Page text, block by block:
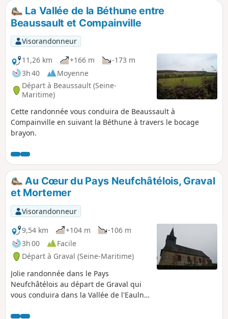
La Vallée de la Béthune entre
Beaussault et Compainville
Visorandonneur
11,26 km
+166 m
-173 m
3h 40
Moyenne
Départ à Beaussault (Seine-
Maritime)
Cette randonnée vous conduira de Beaussault à
Compainville en suivant la Béthune à travers le bocage
brayon.
Au Cœur du Pays Neufchâtélois, Graval
et Mortemer
Visorandonneur
9,54 km
+104 m
-106 m
3h 00
Facile
Départ à Graval (Seine-Maritime)
Jolie randonnée dans le Pays
Neufchâtélois au départ de Graval qui
vous conduira dans la Vallée de l'Eaulne